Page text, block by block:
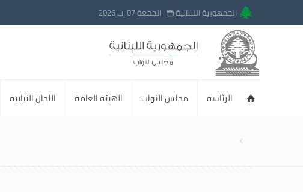
الجمهورية اللبنانية الجمعة 07 آب 2026
الرئاسة مجلس النواب الهيئة العامة اللجان النيابية